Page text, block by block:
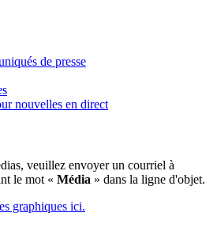
de presse
nouvelles en direct
veuillez envoyer un courriel à
le mot « Média » dans la ligne d'objet.
graphiques ici.